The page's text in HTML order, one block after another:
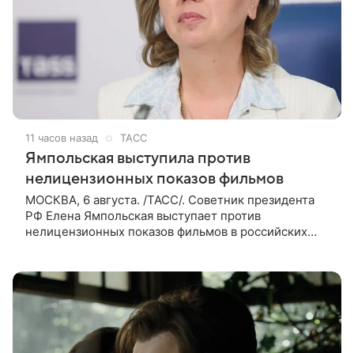
11 часов назад ТАСС
Ямпольская выступила против
нелицензионных показов фильмов
МОСКВА, 6 августа. /ТАСС/. Советник президента
РФ Елена Ямпольская выступает против
нелицензионных показов фильмов в российских